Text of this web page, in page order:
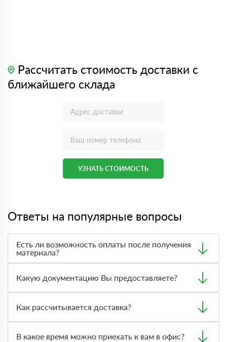
Рассчитать стоимость доставки с
ближайшего склада
УЗНАТЬ СТОИМОСТЬ
Ответы на популярные вопросы
Есть ли возможность оплаты после получения
материала?
оплата по факту получения товара. При этом, если
доставленный товар был ненадлежащего качества, то
Вы вправе от него отказаться.
Какую документацию Вы предоставляете?
сертификаты и паспорта качества, а также товарно-
транспортную накладную.
Как рассчитывается доставка?
персональный менеджер для уточнения деталей заказа.
В какое время можно приехать к вам в офис?